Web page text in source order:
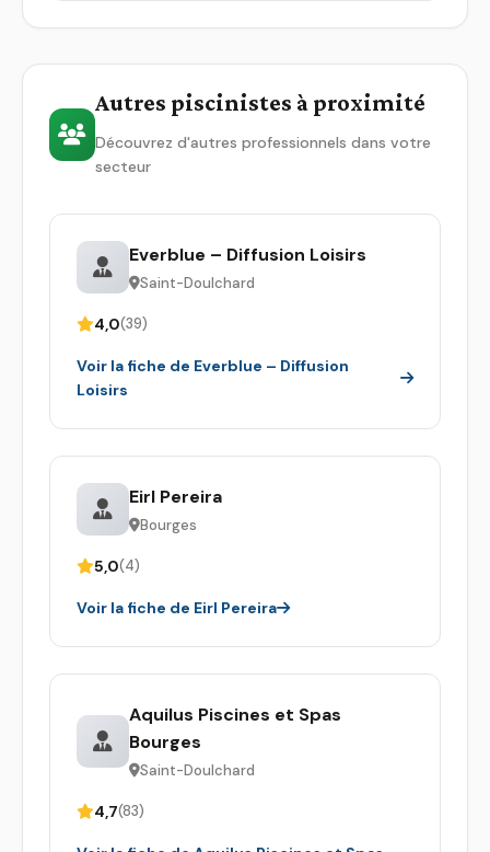
Autres piscinistes à proximité
Découvrez d'autres professionnels dans votre
secteur
Everblue – Diffusion Loisirs
Saint-Doulchard
4,0(39)
Voir la fiche de Everblue – Diffusion
Loisirs
Eirl Pereira
Bourges
5,0(4)
Voir la fiche de Eirl Pereira
Aquilus Piscines et Spas
Bourges
Saint-Doulchard
4,7(83)